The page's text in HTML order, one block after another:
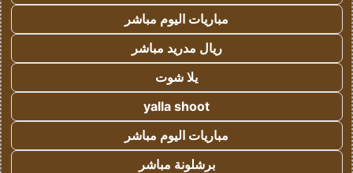
مباريات اليوم مباشر
ريال مدريد مباشر
يلا شوت
yalla shoot
مباريات اليوم مباشر
برشلونة مباشر